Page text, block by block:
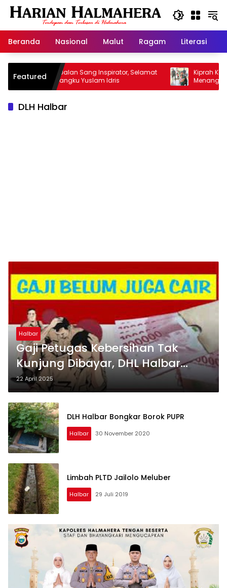
Langsung
Beranda
Nasional Malut Ragam Literasi
Featured
Selamat Jalan Sang Inspirator, Selamat
Jalan Abangku Yuslam Idris
Kiprah Korem
Menangani
DLH Halbar
Halbar
Gaji Petugas Kebersihan Tak
Kunjung Dibayar, DHL Halbar
Nyuruh Bersabar
22 April 2025
DLH Halbar Bongkar Borok PUPR
Halbar 30 November 2020
Limbah PLTD Jailolo Meluber
Halbar 29 Juli 2019